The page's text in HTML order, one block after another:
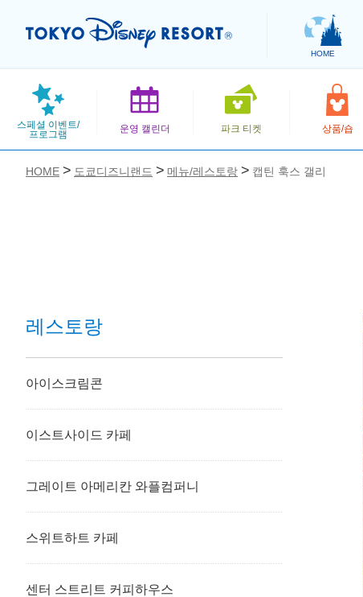
HOME
스페셜 이벤트/
프로그램
운영 캘린더 파크 티켓 상품/숍
HOME 도쿄디즈니랜드 메뉴/레스토랑 캡틴 훅스 갤리
레스토랑
아이스크림콘
이스트사이드 카페
그레이트 아메리칸 와플컴퍼니
스위트하트 카페
센터 스트리트 커피하우스